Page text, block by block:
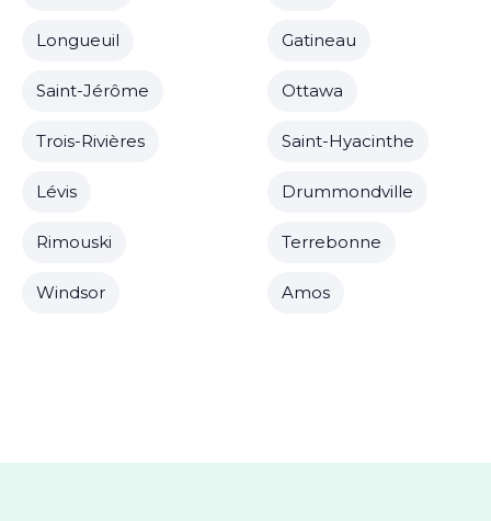
Longueuil Gatineau
Saint-Jérôme Ottawa
Trois-Rivières Saint-Hyacinthe
Lévis Drummondville
Rimouski Terrebonne
Windsor Amos